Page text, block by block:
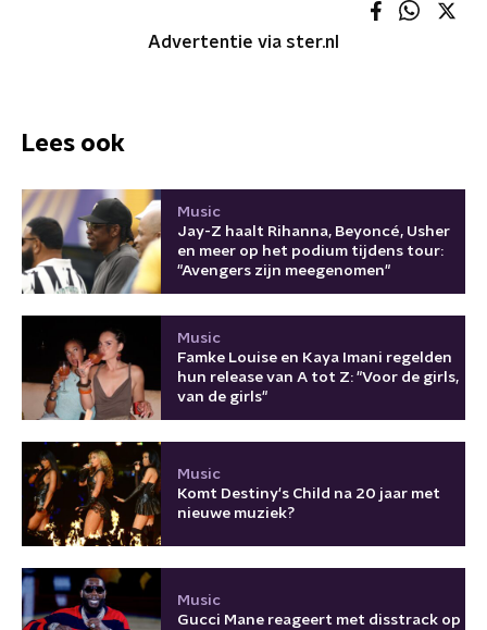
Advertentie via ster.nl
Lees ook
Music
Jay-Z haalt Rihanna, Beyoncé, Usher
en meer op het podium tijdens tour:
"Avengers zijn meegenomen"
Music
Famke Louise en Kaya Imani regelden
hun release van A tot Z: "Voor de girls,
van de girls"
Music
Komt Destiny's Child na 20 jaar met
nieuwe muziek?
Music
Gucci Mane reageert met disstrack op